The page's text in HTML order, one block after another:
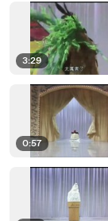
3:29
0:57